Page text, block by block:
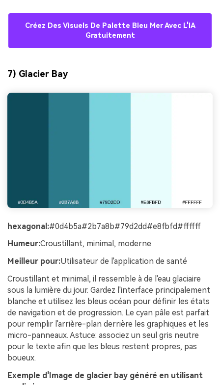
Créez Des Visuels De Palette Bleu Mer Avec L'IA
Gratuitement
7) Glacier Bay
hexagonal:#0d4b5a#2b7a8b#79d2dd#e8fbfd#ffffff
Humeur:Croustillant, minimal, moderne
Meilleur pour:Utilisateur de l'application de santé
Croustillant et minimal, il ressemble à de l'eau glaciaire
sous la lumière du jour. Gardez l'interface principalement
blanche et utilisez les bleus océan pour définir les états
de navigation et de progression. Le cyan pâle est parfait
pour remplir l'arrière-plan derrière les graphiques et les
micro-panneaux. Astuce: associez un seul gris neutre
pour le texte afin que les bleus restent propres, pas
boueux.
Exemple d'Image de glacier bay généré en utilisant